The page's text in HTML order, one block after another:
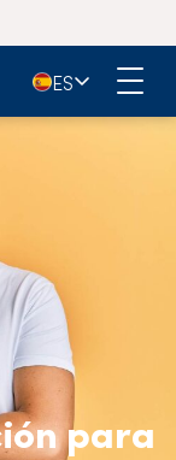
🇪🇸ES
para